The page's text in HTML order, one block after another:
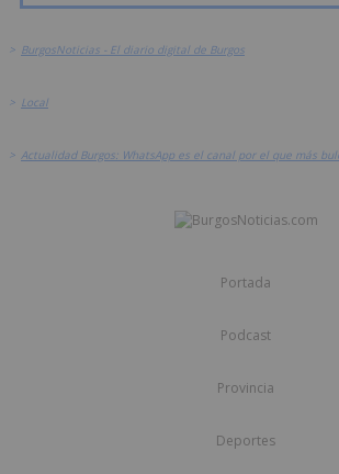
> BurgosNoticias - El diario digital de Burgos
> Local
> Actualidad Burgos: WhatsApp es el canal por el que más
Portada
Podcast
Provincia
Deportes